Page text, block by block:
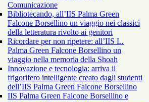
Comunicazione
Bibliotecando, all’IIS Palma Green
Falcone Borsellino un viaggio nei classici
della letteratura rivolto ai genitori
Ricordare per non ripetere: all’IIS L.
Palma Green Falcone Borsellino un
viaggio nella memoria della Shoah
Innovazione e tecnologia: arriva il
frigorifero intelligente creato dagli studenti
dell’IIS Palma Green Falcone Borsellino
IIS Palma Green Falcone Borsellino e